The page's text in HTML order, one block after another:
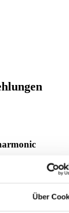
Über